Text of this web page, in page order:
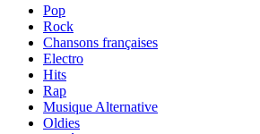
Pop
Rock
Chansons françaises
Electro
Hits
Rap
Musique Alternative
Oldies